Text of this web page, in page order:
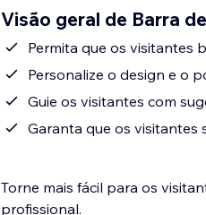
Visão geral de Barra
Permita que os visitantes
Personalize o design e o
Guie os visitantes com
Garanta que os visitantes
Torne mais fácil para os
profissional.